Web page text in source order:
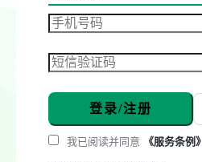
登录/注册
我已阅读并同意 《服务条例》